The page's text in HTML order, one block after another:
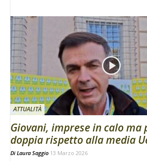
ATTUALITÀ
Giovani, imprese in calo
doppia rispetto alla media
Di Laura Saggio 13 Marzo 2026